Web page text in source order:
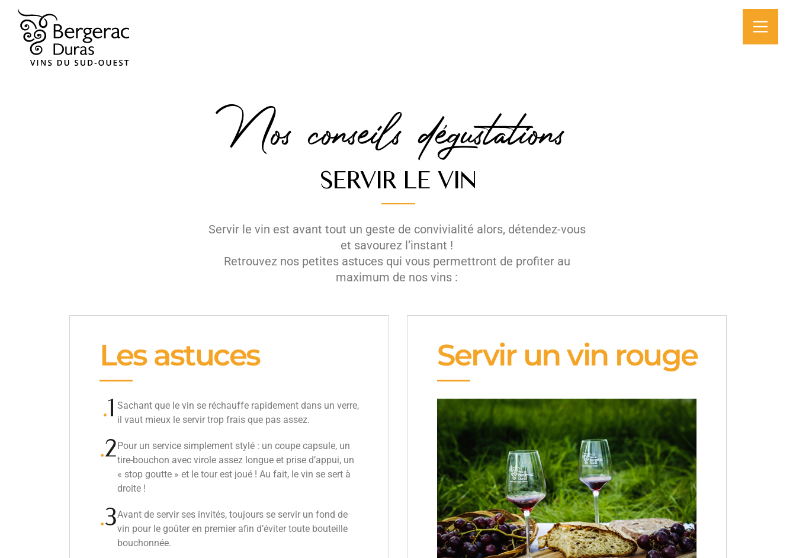
Nos conseils dégustations
SERVIR LE VIN
Servir le vin est avant tout un geste de convivialité alors, détendez-vous
et savourez l’instant !
Retrouvez nos petites astuces qui vous permettront de profiter au
maximum de nos vins :
Les astuces
Sachant que le vin se réchauffe rapidement dans un verre,
il vaut mieux le servir trop frais que pas assez.
Pour un service simplement stylé : un coupe capsule, un
tire-bouchon avec virole assez longue et prise d’appui, un
« stop goutte » et le tour est joué ! Au fait, le vin se sert à
droite !
Avant de servir ses invités, toujours se servir un fond de
vin pour le goûter en premier afin d’éviter toute bouteille
bouchonnée.
Servir un vin rouge